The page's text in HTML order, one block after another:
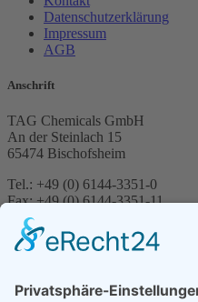
Datenschutzerklärung
Impressum
AGB
Anschrift
TAG Chemicals GmbH
An der Steinlach 15
65474 Bischofsheim
Tel.: +49 (0) 6144-3351-0
Fax: +49 (0) 6144-3351-11
E-Mail: info@tag-chemicals.com
Suche